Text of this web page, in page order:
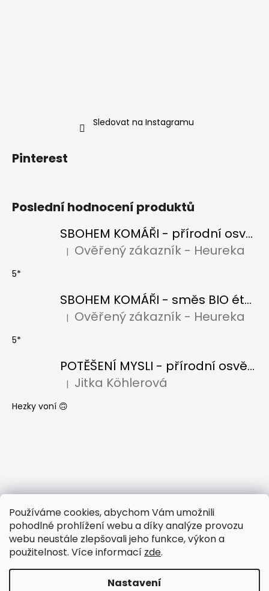
Používáme cookies, abychom Vám umožnili
pohodlné prohlížení webu a díky analýze provozu
webu neustále zlepšovali jeho funkce, výkon a
použitelnost. Více informací zde.
Nastavení
Sledovat na Instagramu
Pinterest
Poslední hodnocení produktů
SBOHEM KOMÁŘI - přírodní osvěžovač vzduchu s BIO citronelou a levandulí
Hodnocení produktu je 5 z 5 hvězdiček.
| Ověřený zákazník - Heureka
5*
SBOHEM KOMÁŘI - směs BIO éterických olejů
Hodnocení produktu je 5 z 5 hvězdiček.
| Ověřený zákazník - Heureka
5*
POTĚŠENÍ MYSLI - přírodní osvěžovač vzduchu s BIO citronelou a levandulí
Hodnocení produktu je 5 z 5 hvězdiček.
| Jitka Köhlerová
Hezky voní 🙃